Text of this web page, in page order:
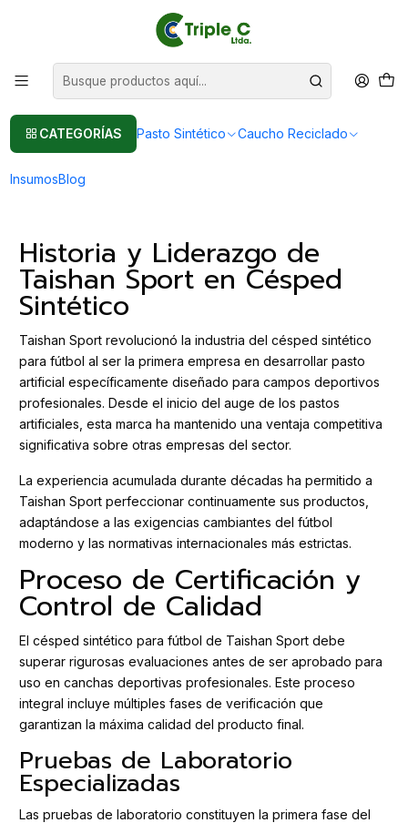
CATEGORÍAS Pasto Sintético Caucho Reciclado
InsumosBlog
Pasto sintético Para Jardín
Césped Sintético Taishan Sport: La Mejor Opción para Campos de
Fútbol Profesional
Césped Sintético Taishan Sport: La
Mejor Opción para Campos de Fútbol
Profesional
Historia y Liderazgo de
Taishan Sport en Césped
Sintético
Taishan Sport revolucionó la industria del césped sintético
para fútbol al ser la primera empresa en desarrollar pasto
artificial específicamente diseñado para campos deportivos
profesionales. Desde el inicio del auge de los pastos
artificiales, esta marca ha mantenido una ventaja competitiva
significativa sobre otras empresas del sector.
La experiencia acumulada durante décadas ha permitido a
Taishan Sport perfeccionar continuamente sus productos,
adaptándose a las exigencias cambiantes del fútbol
moderno y las normativas internacionales más estrictas.
Proceso de Certificación y
Control de Calidad
El césped sintético para fútbol de Taishan Sport debe
superar rigurosas evaluaciones antes de ser aprobado para
uso en canchas deportivas profesionales. Este proceso
integral incluye múltiples fases de verificación que
garantizan la máxima calidad del producto final.
Pruebas de Laboratorio
Especializadas
Las pruebas de laboratorio constituyen la primera fase del